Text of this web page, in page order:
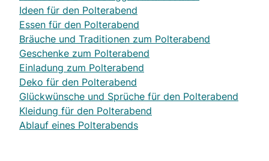
Ideen für den Polterabend
Essen für den Polterabend
Bräuche und Traditionen zum Polterabend
Geschenke zum Polterabend
Einladung zum Polterabend
Deko für den Polterabend
Glückwünsche und Sprüche für den Polterabend
Kleidung für den Polterabend
Ablauf eines Polterabends